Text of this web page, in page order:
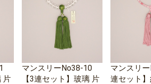
片
マンスリーNo38-10
【3連セット】玻璃 片
マンスリ
連セット